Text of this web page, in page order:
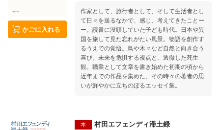
かごに入れる
作家として、旅行者として、そして生活者とし
て日々を送るなかで、感じ、考えてきたことー
ー。読書に没頭していた子ども時代。日本や異
国を旅して見た忘れがたい風景。物語を創作す
るうえでの覚悟。鳥や木々など自然と向き合う
喜び。未来を危惧する視点と、透徹した死生
観。職業として文章を書き始めた初期の頃から
近年までの作品を集めた、その時々の著者の思
いが鮮やかに立ちのぼるエッセイ集。
本 村田エフェンディ滞土録